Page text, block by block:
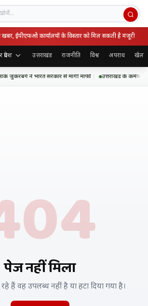
ईपीएफओ कार्यालयों के विस्तार को मिल सकती है मंजूरी
प्रदेश उत्तराखंड राजनीति विश्व अपराध खेल
ने भारत सरकार से मांगी माफी उत्तराखंड के
पेज नहीं मिला
हैं वह उपलब्ध नहीं है या हटा दिया गया है।